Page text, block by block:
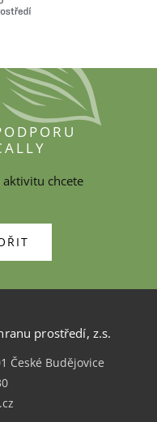
chcete
prostředí, z.s.
České Budějovice